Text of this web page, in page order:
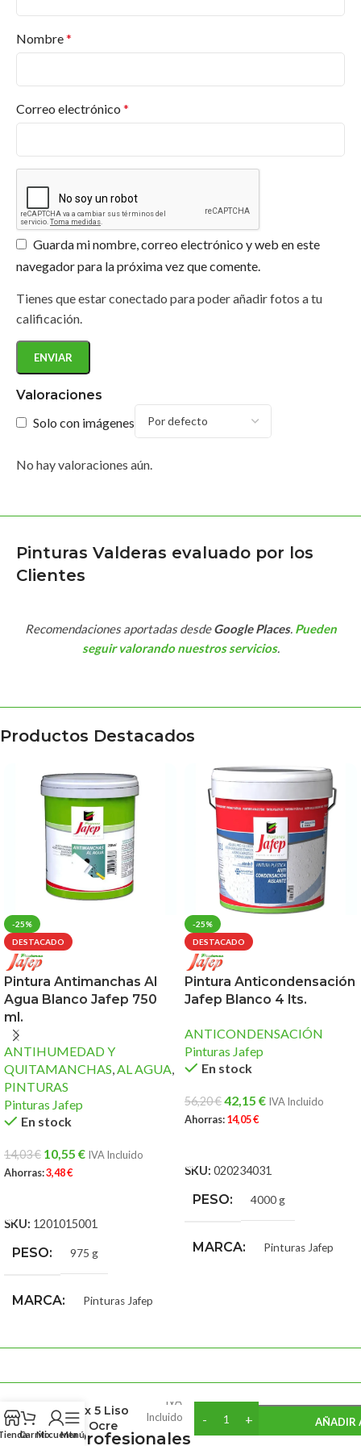
¿Ofrecen asesoramiento para proyectos
¿Los productos de Jafep son respetuosos con
el medio ambiente?
Valoraciones
Solo con imágenes
No hay valoraciones aún.
Nombre*
Correo electrónico *
Guarda mi nombre, correo electrónico y web en este
navegador para la próxima vez que comente.
Tienes que estar conectado para poder añadir fotos a tu
calificación.
Pinturas Valderas evaluado por los
Clientes
Recomendaciones aportadas desdeGoogle Places. Pueden
seguir valorando nuestros servicios.
Productos Destacados
-25%
DESTACADO
Pintura Antimanchas Al
Agua Blanco Jafep 750
ml.
ANTIHUMEDAD Y
QUITAMANCHAS AL AGUA
PINTURAS
Pinturas Jafep
En stock
14,03€ 10,55 € IVA Incluido
Ahorras:3,48€
SKU: 1201015001
PESO 975 g
MARCA Pinturas Jafep
-25%
DESTACADO
Pintura Anticondensación
Jafep Blanco 4 lts.
ANTICONDENSACIÓN
Pinturas Jafep
En stock
56,20€42,15 € IVA Incluido
Ahorras:14,05€
SKU: 020234031
PESO 4000 g
MARCA Pinturas Jafep
Pinturas Valderas
Marcas Profesionales
CarritoMi cuenta
Menú
Petrex 5 Liso
Jafep Ocre
Claro 15 lts.
80,00€
IVA
Incluido
AÑADIR